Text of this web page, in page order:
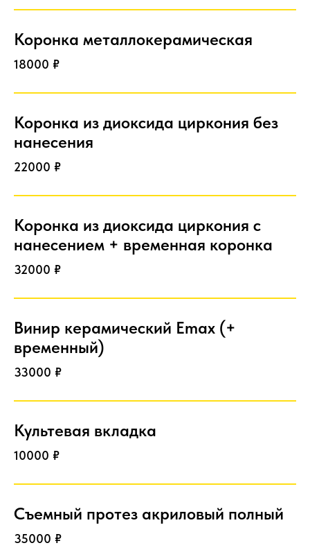
Коронка металлокерамическая
18000 ₽
Коронка из диоксида циркония без
нанесения
22000 ₽
Коронка из диоксида циркония с
нанесением + временная коронка
32000 ₽
Винир керамический Emax (+
временный)
33000 ₽
Культевая вкладка
10000 ₽
Съемный протез акриловый полный
35000 ₽